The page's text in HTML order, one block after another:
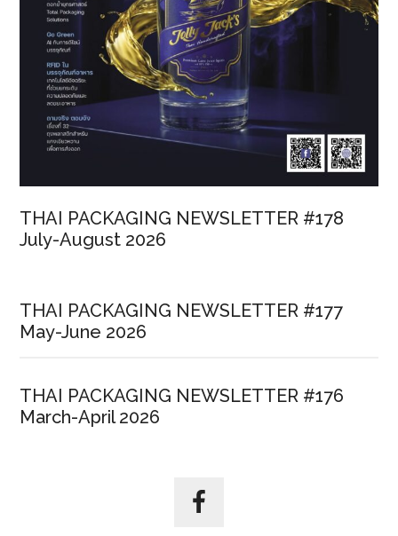
THAI PACKAGING NEWSLETTER #178
July-August 2026
THAI PACKAGING NEWSLETTER #177
May-June 2026
THAI PACKAGING NEWSLETTER #176
March-April 2026